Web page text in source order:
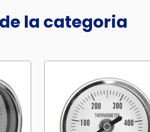
la categoria